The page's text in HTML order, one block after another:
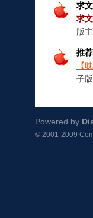
求
求
版
推
【
子
Powered by
© 2001-2009